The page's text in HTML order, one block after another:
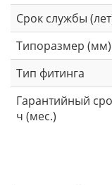
Срок службы
Типоразмер (мм)
Тип фитинга
Гарантийный
ч (мес.)